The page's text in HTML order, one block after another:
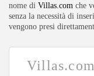
nome di Villas.com che
senza la necessità di
vengono presi